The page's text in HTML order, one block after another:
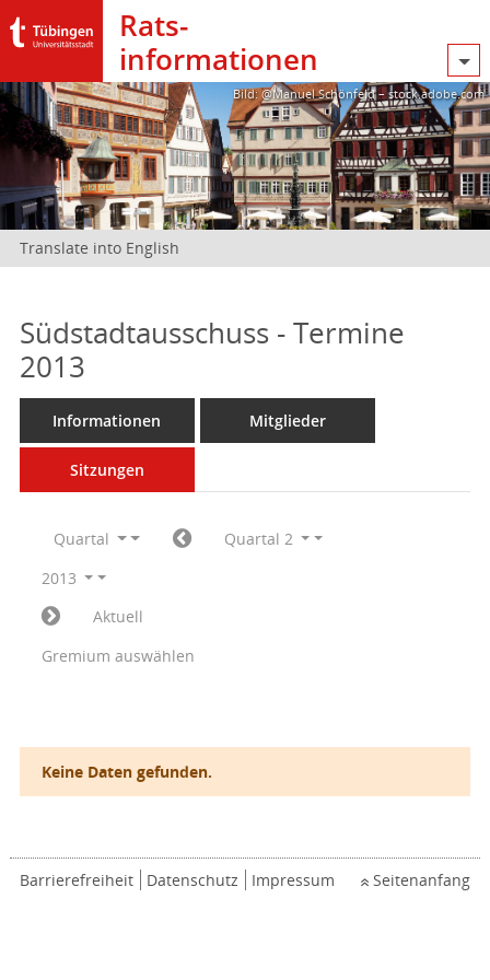
Rats­
informationen
Bild: @Manuel Schönfeld – stock.adobe.com
Translate into English
Südstadtausschuss - Termine
2013
Informationen Mitglieder
Sitzungen
Quartal
Quartal 2
2013
Aktuell
Gremium auswählen
Keine Daten gefunden.
Barrierefreiheit Datenschutz Impressum Seitenanfang